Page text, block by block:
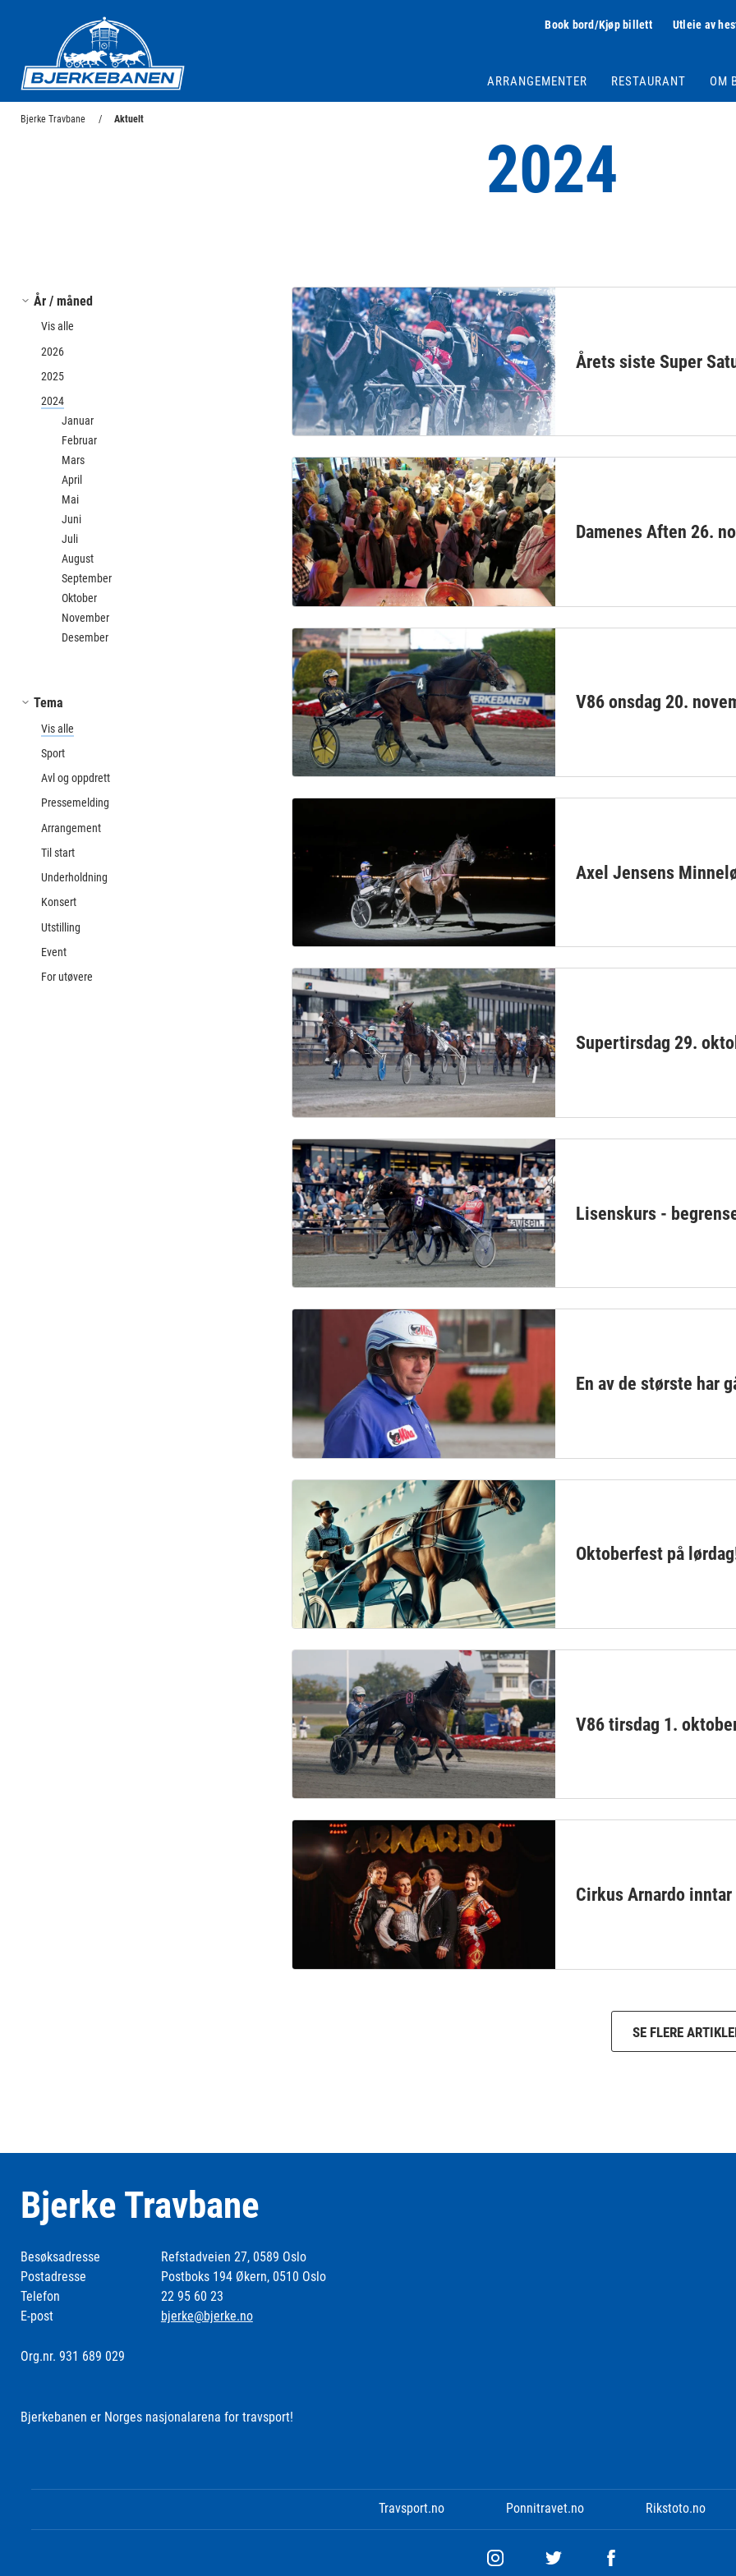
Book bord/Kjøp billett Utleie av
ARRANGEMENTER RESTAURANT OM
Bjerke Travbane Aktuelt
2024
År / måned
Vis alle
2026
2025
2024
Januar
Februar
Mars
April
Mai
Juni
Juli
August
September
Oktober
November
Desember
Tema
Vis alle
Sport
Avl og oppdrett
Pressemelding
Arrangement
Til start
Underholdning
Konsert
Utstilling
Event
For utøvere
Årets siste Super
Damenes Aften 26.
V86 onsdag 20.
Axel Jensens
Supertirsdag 29.
Lisenskurs -
En av de største har
Oktoberfest på
V86 tirsdag 1.
Cirkus Arnardo
SE FLERE
Bjerke Travbane
Besøksadresse
Refstadveien 27, 0589 Oslo
Postadresse
Postboks 194 Økern, 0510 Oslo
Telefon
22 95 60 23
E-post
bjerke@bjerke.no
Org.nr. 931 689 029
Bjerkebanen er Norges nasjonalarena for travsport!
Travsport.no Ponnitravet.no Rikstoto.no